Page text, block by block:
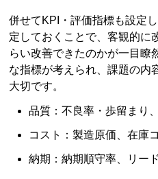
併せてKPI・評価指標も設定
定しておくことで、客観的に
らい改善できたのかが一目瞭
な指標が考えられ、課題の内
大切です。
品質：不良率・歩留まり
コスト：製造原価、在庫
納期：納期順守率、リー